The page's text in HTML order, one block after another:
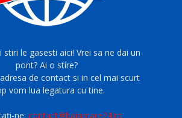
stiri le gasesti aici! Vrei sa ne dai un
pont? Ai o stire?
de contact si in cel mai scurt
vom lua legatura cu tine.
ne:contact@baiamare24.ro